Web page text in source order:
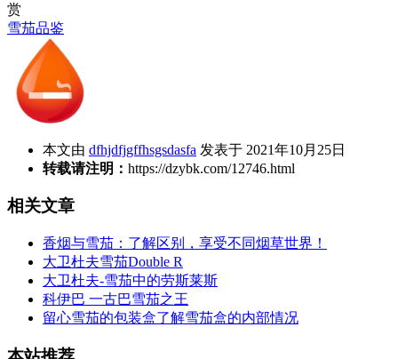
赏
雪茄品鉴
本文由 dfhjdfjgffhsgsdasfa 发表于 2021年10月25日
转载请注明： https://dzybk.com/12746.html
相关文章
香烟与雪茄：了解区别，享受不同烟草世界！
大卫杜夫雪茄Double R
大卫杜夫-雪茄中的劳斯莱斯
科伊巴 一古巴雪茄之王
留心雪茄的包装盒了解雪茄盒的内部情况